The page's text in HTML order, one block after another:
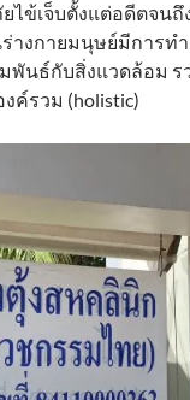
ไข้เจ็บตั้งแต่อดีตจนถึ
ร่างกายมนุษย์มีการ
พันธ์กับสิ่งแวดล้อม ร
ค์รวม (holistic)